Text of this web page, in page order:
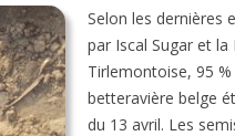
Selon les dernières
par Iscal Sugar et la
Tirlemontoise, 95
betteravière belge
du 13 avril. Les